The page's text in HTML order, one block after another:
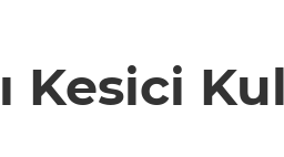
Kesici